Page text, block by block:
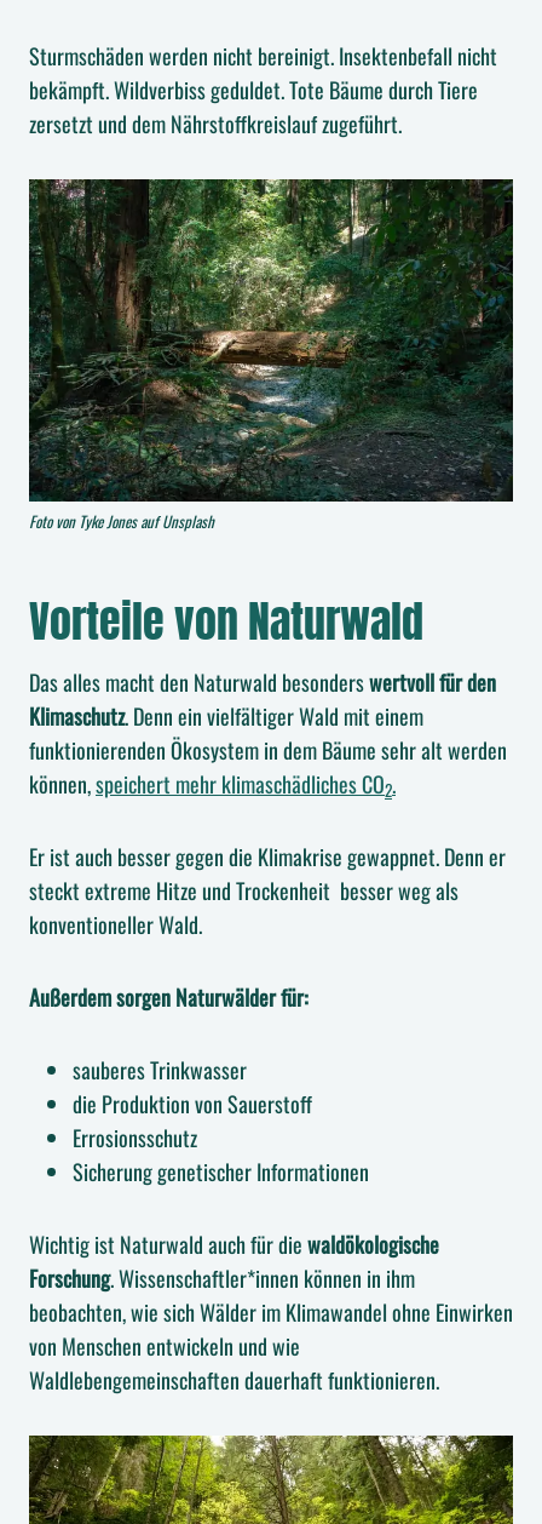
Sturmschäden werden nicht bereinigt. Insektenbefall nicht
bekämpft. Wildverbiss geduldet. Tote Bäume durch Tiere
zersetzt und dem Nährstoffkreislauf zugeführt.
Foto von Tyke Jones auf Unsplash
Vorteile von Naturwald
Das alles macht den Naturwald besonderswertvoll für den
Klimaschutz. Denn ein vielfältiger Wald mit einem
funktionierenden Ökosystem in dem Bäume sehr alt werden
können,speichert mehr klimaschädliches CO2.
Er ist auch besser gegen die Klimakrise gewappnet. Denn er
steckt extreme Hitze und Trockenheit besser weg als
konventioneller Wald.
Außerdem sorgen Naturwälder für:
sauberes Trinkwasser
die Produktion von Sauerstoff
Errosionsschutz
Sicherung genetischer Informationen
Wichtig ist Naturwald auch für diewaldökologische
Forschung. Wissenschaftler*innen können in ihm
beobachten, wie sich Wälder im Klimawandel ohne Einwirken
von Menschen entwickeln und wie
Waldlebengemeinschaften dauerhaft funktionieren.